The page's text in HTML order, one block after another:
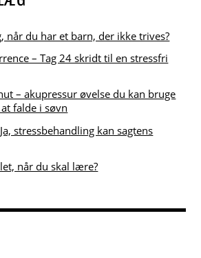
når du har et barn, der ikke trives?
– Tag 24 skridt til en stressfri
– akupressur øvelse du kan bruge
falde i søvn
stressbehandling kan sagtens
når du skal lære?